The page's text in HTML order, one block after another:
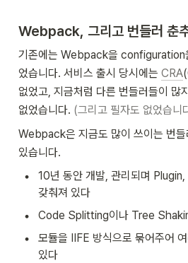
Webpack, 그리고 번들러 춘
기존에는 Webpack을 configuration
었습니다. 서비스 출시 당시에는 CRA
없었고, 지금처럼 다른 번들러들이 많
없었습니다. (그리고 필자도 없었습니
Webpack은 지금도 많이 쓰이는 번
있습니다.
•
10년 동안 개발, 관리되며
갖춰져 있다
• Code Splitting이나 Tree
•
모듈을 IIFE 방식으로 묶어주어
있다